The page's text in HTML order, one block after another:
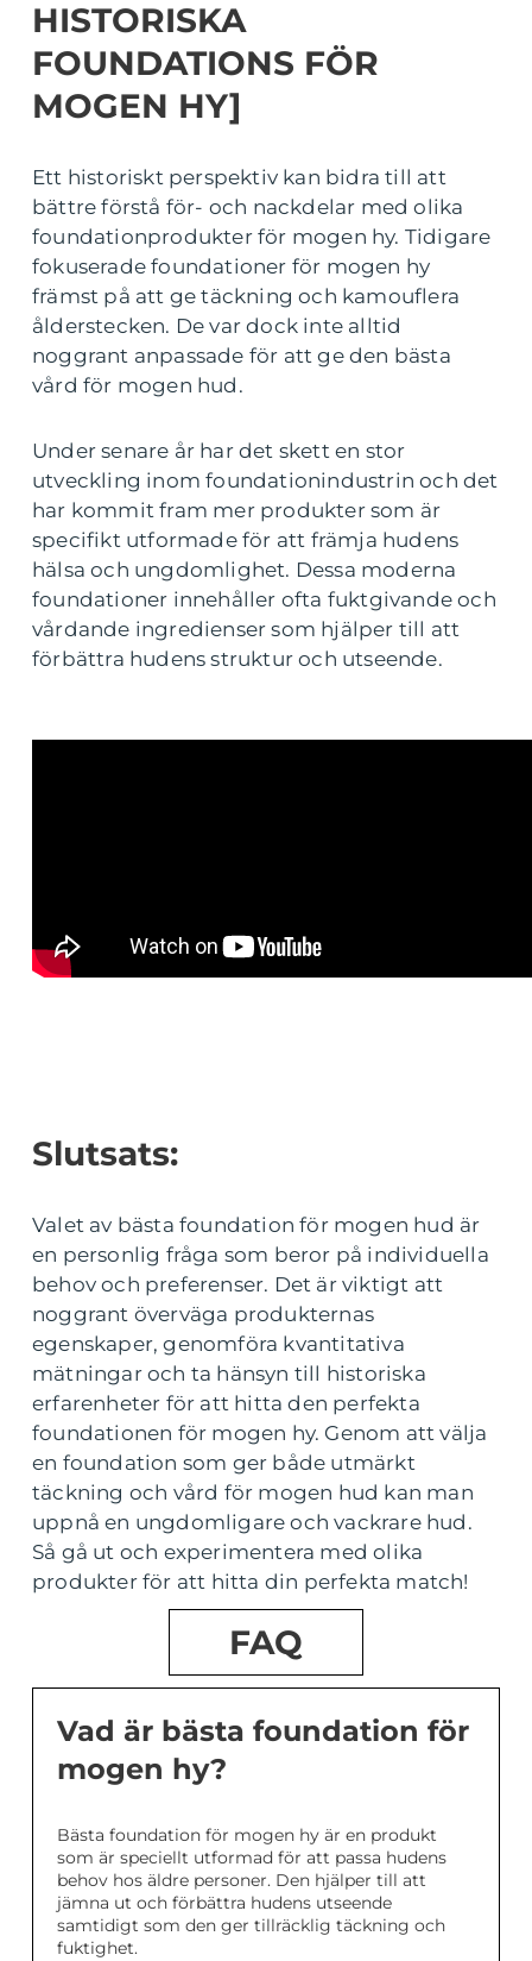
HISTORISKA
FOUNDATIONS FÖR
MOGEN HY]
Ett historiskt perspektiv kan bidra till att
bättre förstå för- och nackdelar med olika
foundationprodukter för mogen hy. Tidigare
fokuserade foundationer för mogen hy
främst på att ge täckning och kamouflera
ålderstecken. De var dock inte alltid
noggrant anpassade för att ge den bästa
vård för mogen hud.
Under senare år har det skett en stor
utveckling inom foundationindustrin och det
har kommit fram mer produkter som är
specifikt utformade för att främja hudens
hälsa och ungdomlighet. Dessa moderna
foundationer innehåller ofta fuktgivande och
vårdande ingredienser som hjälper till att
förbättra hudens struktur och utseende.
Slutsats:
Valet av bästa foundation för mogen hud är
en personlig fråga som beror på individuella
behov och preferenser. Det är viktigt att
noggrant överväga produkternas
egenskaper, genomföra kvantitativa
mätningar och ta hänsyn till historiska
erfarenheter för att hitta den perfekta
foundationen för mogen hy. Genom att välja
en foundation som ger både utmärkt
täckning och vård för mogen hud kan man
uppnå en ungdomligare och vackrare hud.
Så gå ut och experimentera med olika
produkter för att hitta din perfekta match!
FAQ
Vad är bästa foundation för
mogen hy?
Bästa foundation för mogen hy är en produkt
som är speciellt utformad för att passa hudens
behov hos äldre personer. Den hjälper till att
jämna ut och förbättra hudens utseende
samtidigt som den ger tillräcklig täckning och
fuktighet.